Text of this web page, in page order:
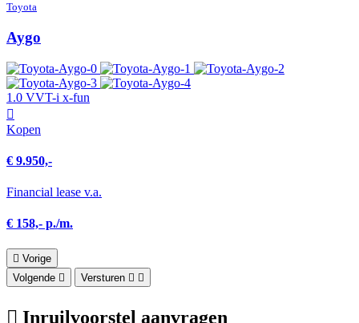
Toyota
Aygo
1.0 VVT-i x-fun
Kopen
€ 9.950,-
Financial lease v.a.
€ 158,- p./m.
Vorige
Volgende
Versturen
Inruilvoorstel aanvragen